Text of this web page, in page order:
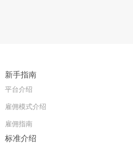
新手指南
平台介绍
雇佣模式介绍
雇佣指南
标准介绍